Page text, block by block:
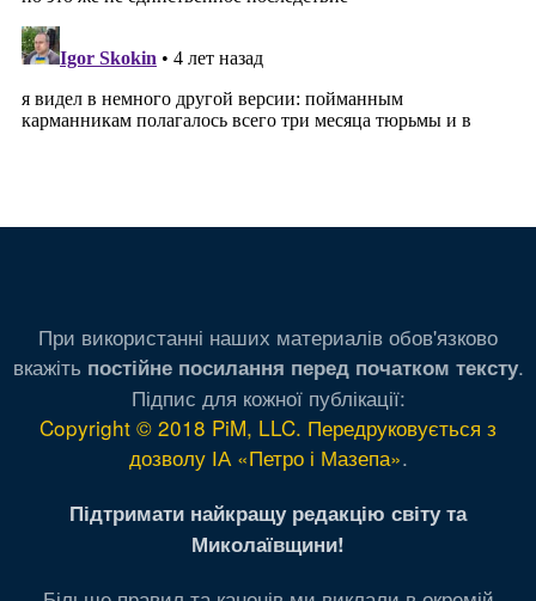
При використанні наших материалів обов'язково
вкажіть постійне посилання перед початком тексту.
Підпис для кожної публікації:
Copyright © 2018 PiM, LLC. Передруковується з
дозволу ІА «Петро і Мазепа».
Підтримати найкращу редакцію світу та
Миколаївщини!